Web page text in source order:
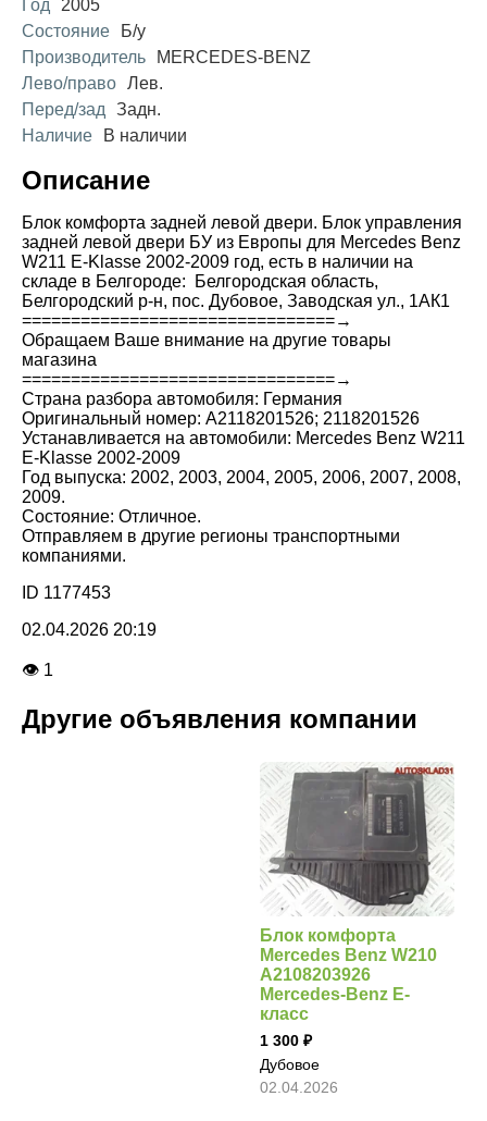
Год
2005
Состояние
Б/у
Производитель
MERCEDES-BENZ
Лево/право Лев.
Перед/зад
Задн.
Наличие
В наличии
Описание
Блок комфорта задней левой двери. Блок управления
задней левой двери БУ из Европы для Mercedes Benz
W211 E-Klasse 2002-2009 год, есть в наличии на
складе в Белгороде: Белгородская область,
Белгородский р-н, пос. Дубовое, Заводская ул., 1АК1
================================→
Обращаем Ваше внимание на другие товары
магазина
================================→
Страна разбора автомобиля: Германия
Оригинальный номер: A2118201526; 2118201526
Устанавливается на автомобили: Mercedes Benz W211
E-Klasse 2002-2009
Год выпуска: 2002, 2003, 2004, 2005, 2006, 2007, 2008,
2009.
Состояние: Отличное.
Отправляем в другие регионы транспортными
компаниями.
ID 1177453
02.04.2026 20:19
👁 1
Другие объявления компании
Блок комфорта
Mercedes Benz W210
A2108203926
Mercedes-Benz E-
класс
1 300
Дубовое
02.04.2026